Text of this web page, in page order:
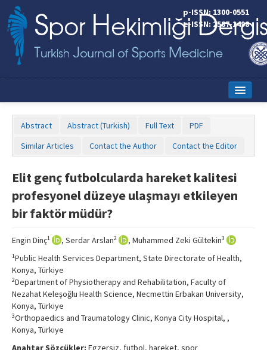
p-ISSN: 1300-0551
e-ISSN: 2587-1498
Online First
Aims and Scope
Editorial Board
Copyright Transfer Form
Contact Us
Abstract Abstract (Turkish) Full Text
PDF
Similar Articles
Contact the Author Contact the Editor
Elit genç futbolcularda hareket kalitesi
profesyonel düzeye ulaşmayı etkileyen
bir faktör müdür?
Engin Dinç1 , Serdar Arslan2 , Muhammed Zeki Gültekin3
1Public Health Services Department, State Directorate of Health,
Konya, Türkiye
2Department of Physiotherapy and Rehabilitation, Faculty of
Nezahat Keleşoğlu Health Science, Necmettin Erbakan University,
Konya, Türkiye
3Orthopaedics and Traumatology Clinic, Konya City Hospital, ,
Konya, Türkiye
Anahtar Sözcükler: Egzersiz, futbol, hareket, spor